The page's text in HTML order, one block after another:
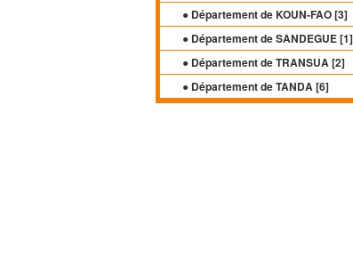
● Département de KOUN-FAO [3]
● Département de SANDEGUE [1]
● Département de TRANSUA [2]
● Département de TANDA [6]